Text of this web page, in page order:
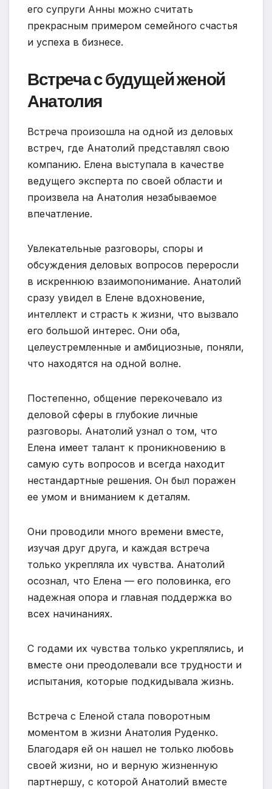
его супруги Анны можно считать
прекрасным примером семейного счастья
и успеха в бизнесе.
Встреча с будущей женой
Анатолия
Встреча произошла на одной из деловых
встреч, где Анатолий представлял свою
компанию. Елена выступала в качестве
ведущего эксперта по своей области и
произвела на Анатолия незабываемое
впечатление.
Увлекательные разговоры, споры и
обсуждения деловых вопросов переросли
в искреннюю взаимопонимание. Анатолий
сразу увидел в Елене вдохновение,
интеллект и страсть к жизни, что вызвало
его большой интерес. Они оба,
целеустремленные и амбициозные, поняли,
что находятся на одной волне.
Постепенно, общение перекочевало из
деловой сферы в глубокие личные
разговоры. Анатолий узнал о том, что
Елена имеет талант к проникновению в
самую суть вопросов и всегда находит
нестандартные решения. Он был поражен
ее умом и вниманием к деталям.
Они проводили много времени вместе,
изучая друг друга, и каждая встреча
только укрепляла их чувства. Анатолий
осознал, что Елена — его половинка, его
надежная опора и главная поддержка во
всех начинаниях.
С годами их чувства только укреплялись, и
вместе они преодолевали все трудности и
испытания, которые подкидывала жизнь.
Встреча с Еленой стала поворотным
моментом в жизни Анатолия Руденко.
Благодаря ей он нашел не только любовь
своей жизни, но и верную жизненную
партнершу, с которой Анатолий вместе